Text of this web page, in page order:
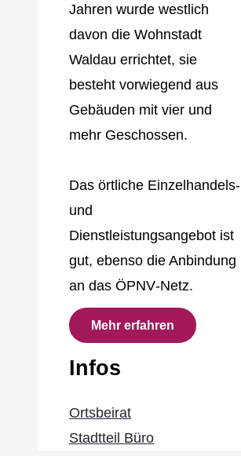
Jahren wurde westlich
davon die Wohnstadt
Waldau errichtet, sie
besteht vorwiegend aus
Gebäuden mit vier und
mehr Geschossen.
Das örtliche Einzelhandels‐
und
Dienstleistungsangebot ist
gut, ebenso die Anbindung
an das ÖPNV‐Netz.
Mehr erfahren
Infos
Ortsbeirat
Stadtteil Büro